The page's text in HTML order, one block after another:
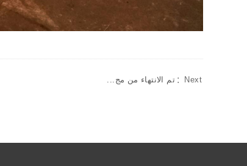
Next： تم الانتهاء من مج...